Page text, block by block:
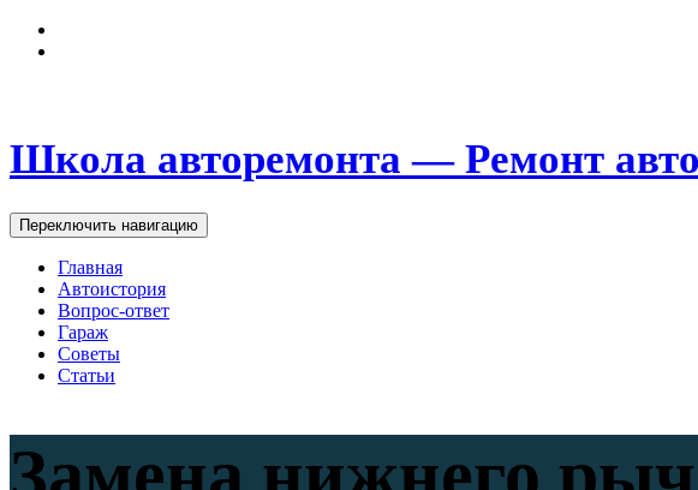
Школа авторемонта — Ремонт
Переключить навигацию
Главная
Автоистория
Вопрос-ответ
Гараж
Советы
Статьи